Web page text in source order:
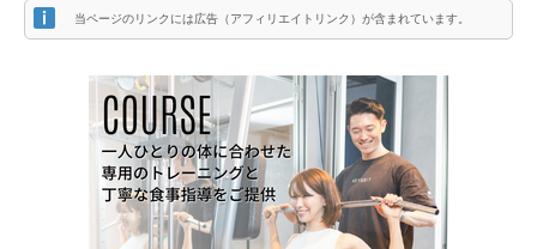
当ページのリンクには広告（アフィリエイトリンク）が含まれています。